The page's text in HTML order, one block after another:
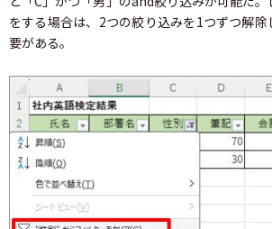
をする場合は、2つの絞り込みを1つずつ解
要がある。